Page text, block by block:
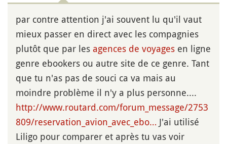
par contre attention j'ai souvent lu qu'il vaut
mieux passer en direct avec les compagnies
plutôt que par les agences de voyages en ligne
genre ebookers ou autre site de ce genre. Tant
que tu n'as pas de souci ca va mais au
moindre problème il n'y a plus personne....
http://www.routard.com/forum_message/2753
809/reservation_avion_avec_ebo… J'ai utilisé
Liligo pour comparer et après tu vas voir